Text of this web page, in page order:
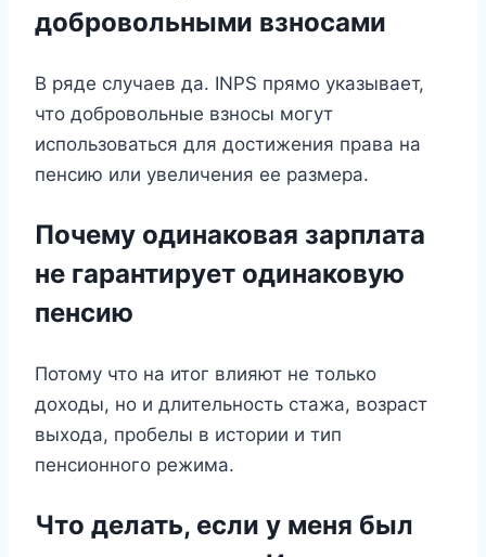
добровольными взносами
В ряде случаев да. INPS прямо указывает,
что добровольные взносы могут
использоваться для достижения права на
пенсию или увеличения ее размера.
Почему одинаковая зарплата
не гарантирует одинаковую
пенсию
Потому что на итог влияют не только
доходы, но и длительность стажа, возраст
выхода, пробелы в истории и тип
пенсионного режима.
Что делать, если у меня был